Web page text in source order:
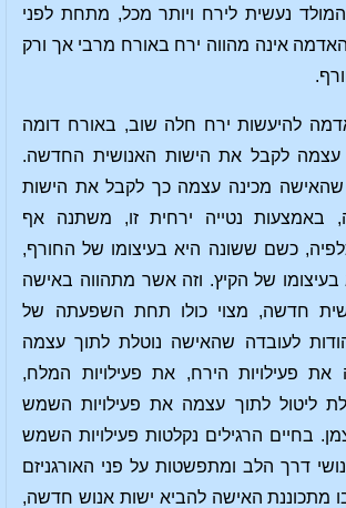
נעשית לירח ויותר מכל, מתחת לפני
אינה מהווה ירח באורח מרבי אך ורק
להיעשות ירח חלה שוב, באורח דומה
עצמה לקבל את הישות האנושית החדשה.
מכינה עצמה כך לקבל את הישות
באמצעות נטייה ירחית זו, משתנה אף
כשם ששונה היא בעיצומו של החורף,
של הקיץ. וזה אשר מתהווה באישה
חדשה, מצוי כולו תחת השפעתה של
לעובדה שהאישה נוטלת לתוך עצמה
פעילויות הירח, את פעילויות המלח,
ליטול לתוך עצמה את פעילויות השמש
בחיים הרגילים נקלטות פעילויות השמש
דרך הלב ומתפשטות על פני האורגניזם
מתכוננת האישה להביא ישות אנוש חדשה,